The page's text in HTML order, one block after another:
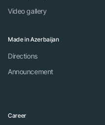
Video gallery
Made in Azerbaijan
Directions
Announcement
Career